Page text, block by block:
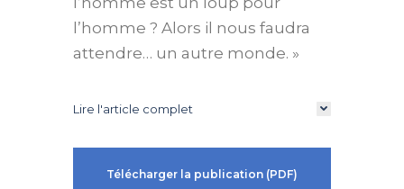
l’homme ? Alors il nous faudra
attendre… un autre monde. »
Lire l'article complet
Télécharger la publication (PDF)